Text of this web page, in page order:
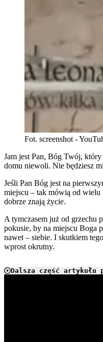
Fot. screenshot -
Jam jest Pan, Bóg Twój,
domu niewoli. Nie będziesz
Jeśli Pan Bóg jest na
miejscu – tak mówią od
dobrze znają życie.
A tymczasem już od grzechu
pokusie, by na miejscu Boga
nawet – siebie. I skutkiem
wprost okrutny.
Dalsza część artykułu